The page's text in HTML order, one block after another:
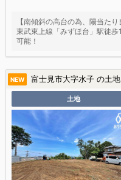
【南傾斜の高台の為、陽当た
東武東上線「みずほ台」駅徒
可能！
NEW 富士見市大字水子 の土地
土地